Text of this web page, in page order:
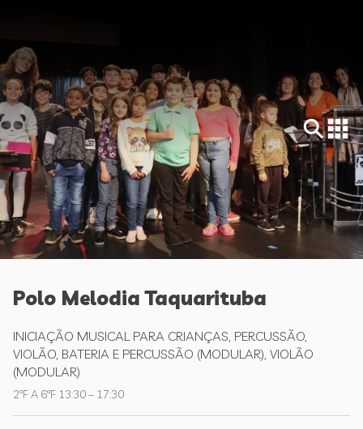
Polo Melodia Taquarituba
INICIAÇÃO MUSICAL PARA CRIANÇAS, PERCUSSÃO,
VIOLÃO, BATERIA E PERCUSSÃO (MODULAR), VIOLÃO
(MODULAR)
2ªF A 6ªF 13:30 – 17:30